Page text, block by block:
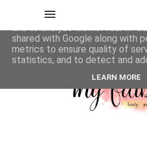
This site uses cookies from
and to analyze traffic. Your IP
shared with Google along with
metrics to ensure quality of
statistics, and to detect and
LEARN MORE